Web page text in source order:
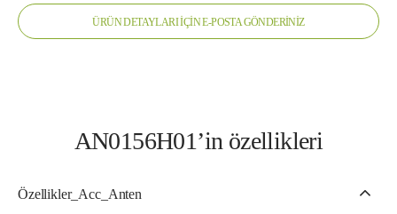
ÜRÜN DETAYLARI İÇİN E-POSTA GÖNDERİNİZ
AN0156H01’in özellikleri
Özellikler_Acc_Anten